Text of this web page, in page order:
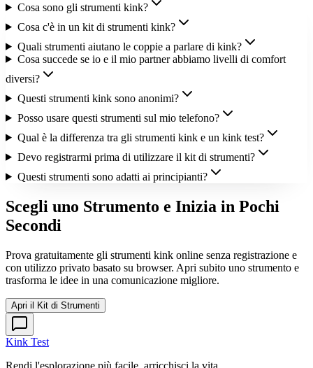
Cosa sono gli strumenti kink?
Cosa c'è in un kit di strumenti kink?
Quali strumenti aiutano le coppie a parlare di kink?
Cosa succede se io e il mio partner abbiamo livelli di comfort
diversi?
Questi strumenti kink sono anonimi?
Posso usare questi strumenti sul mio telefono?
Qual è la differenza tra gli strumenti kink e un kink test?
Devo registrarmi prima di utilizzare il kit di strumenti?
Questi strumenti sono adatti ai principianti?
Scegli uno Strumento e Inizia in Pochi
Secondi
Prova gratuitamente gli strumenti kink online senza registrazione e
con utilizzo privato basato su browser. Apri subito uno strumento e
trasforma le idee in una comunicazione migliore.
Apri il Kit di Strumenti
Kink Test
Rendi l'esplorazione più facile, arricchisci la vita.